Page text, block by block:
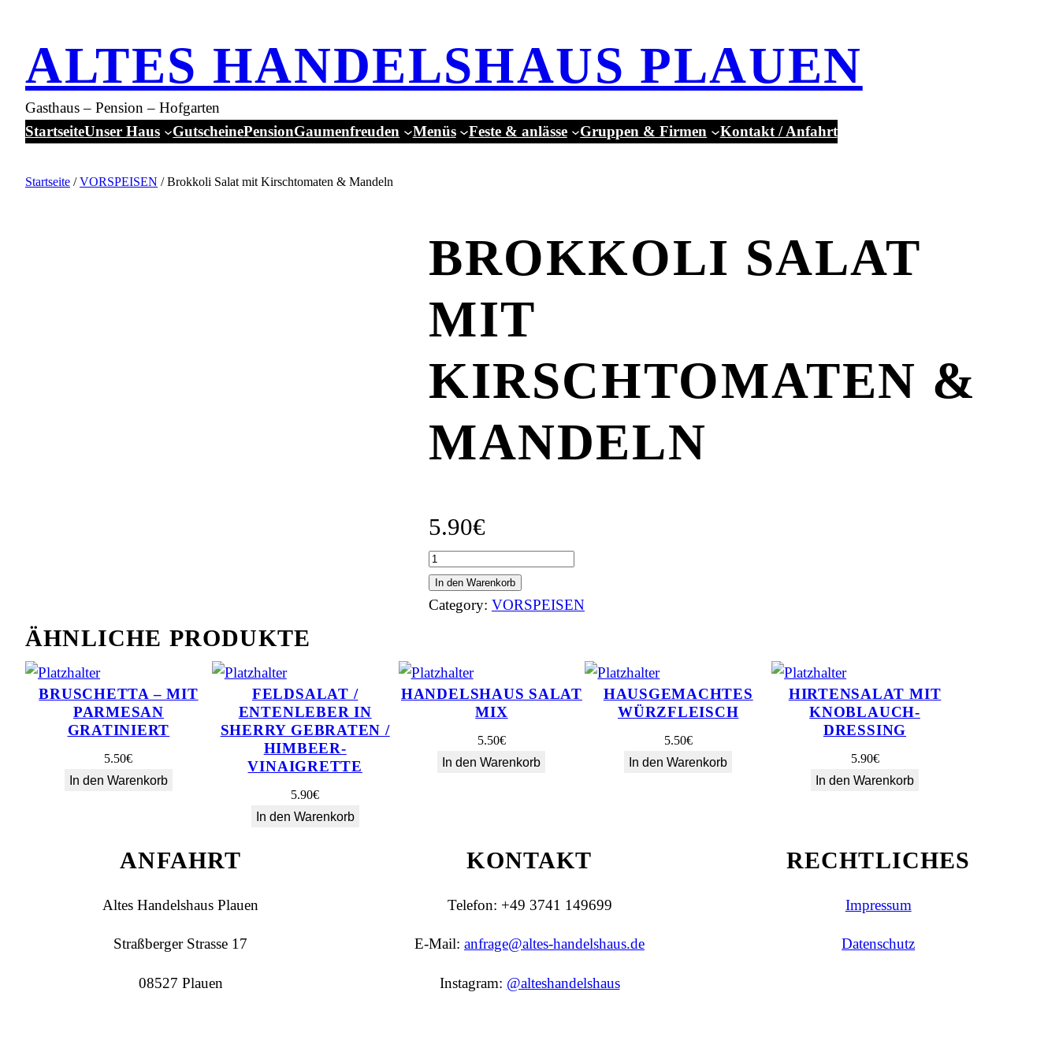
springen
ALTES HANDELSHAUS PLAUEN
Gasthaus – Pension – Hofgarten
StartseiteUnser Haus GutscheinePensionGaumenfreuden Menüs Feste & anlässe Gruppen & Firmen Kontakt / Anfahrt
Startseite /VORSPEISEN / Brokkoli Salat mit Kirschtomaten & Mandeln
BROKKOLI SALAT
MIT
KIRSCHTOMATEN &
MANDELN
5.90€
B
r
o
o
l
K
In den Warenkorb
Category: VORSPEISEN
ÄHNLICHE PRODUKTE
BRUSCHETTA – MIT
PARMESAN
GRATINIERT
5.50€
In den Warenkorb
FELDSALAT /
ENTENLEBER IN
SHERRY GEBRATEN /
HIMBEER-
VINAIGRETTE
5.90€
In den Warenkorb
HANDELSHAUS SALAT
MIX
5.50€
In den Warenkorb
HAUSGEMACHTES
WÜRZFLEISCH
5.50€
In den Warenkorb
HIRTENSALAT MIT
KNOBLAUCH-
DRESSING
5.90€
In den Warenkorb
ANFAHRT
Altes Handelshaus Plauen
Straßberger Strasse 17
08527 Plauen
KONTAKT
Telefon: +49 3741 149699
E-Mail: anfrage@altes-handelshaus.de
Instagram: @alteshandelshaus
RECHTLICHES
Impressum
Datenschutz